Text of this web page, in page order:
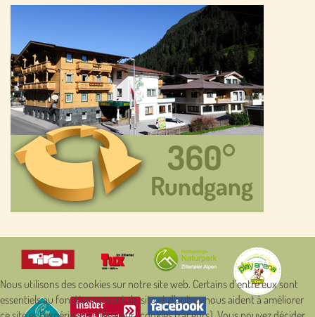
Nous utilisons des cookies sur notre site web. Certains d’entre eux sont
essentiels au fonctionnement du site et d’autres nous aident à améliorer